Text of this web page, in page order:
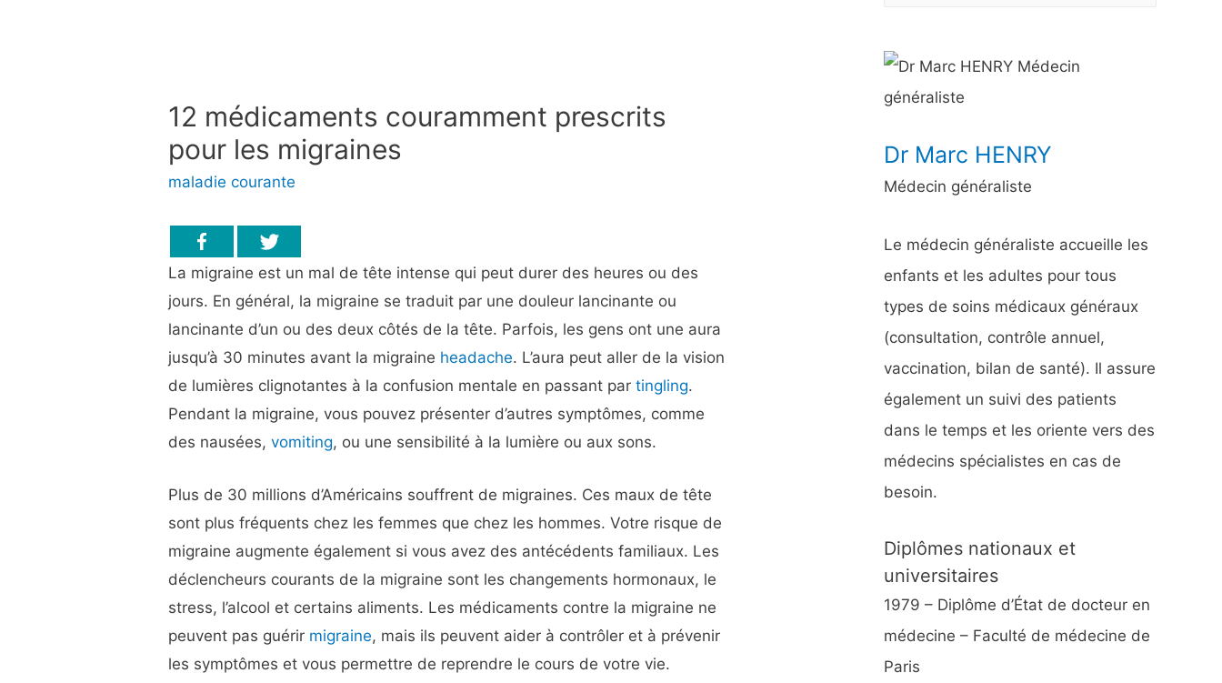
12 médicaments couramment prescrits
pour les migraines
maladie courante
La migraine est un mal de tête intense qui peut durer des heures ou des
jours. En général, la migraine se traduit par une douleur lancinante ou
lancinante d’un ou des deux côtés de la tête. Parfois, les gens ont une aura
jusqu’à 30 minutes avant la migraine headache. L’aura peut aller de la vision
de lumières clignotantes à la confusion mentale en passant partingling.
Pendant la migraine, vous pouvez présenter d’autres symptômes, comme
des nausées,vomiting, ou une sensibilité à la lumière ou aux sons.
Plus de 30 millions d’Américains souffrent de migraines. Ces maux de tête
sont plus fréquents chez les femmes que chez les hommes. Votre risque de
migraine augmente également si vous avez des antécédents familiaux. Les
déclencheurs courants de la migraine sont les changements hormonaux, le
stress, l’alcool et certains aliments. Les médicaments contre la migraine ne
peuvent pas guérir migraine, mais ils peuvent aider à contrôler et à prévenir
les symptômes et vous permettre de reprendre le cours de votre vie.
h
e
c
h
r
:
Dr Marc HENRY
Médecin généraliste
Le médecin généraliste accueille les
enfants et les adultes pour tous
types de soins médicaux généraux
(consultation, contrôle annuel,
vaccination, bilan de santé). Il assure
également un suivi des patients
dans le temps et les oriente vers des
médecins spécialistes en cas de
besoin.
Diplômes nationaux et
universitaires
1979 – Diplôme d’État de docteur en
médecine – Faculté de médecine de
Paris